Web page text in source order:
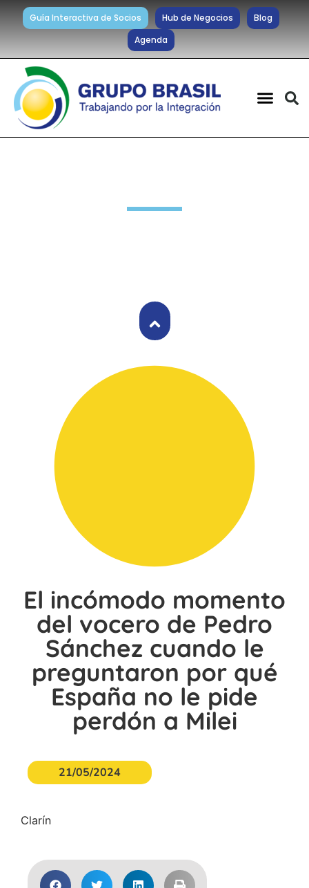
Guía Interactiva de Socios Hub de Negocios
Blog
Agenda
El incómodo momento
del vocero de Pedro
Sánchez cuando le
preguntaron por qué
España no le pide
perdón a Milei
21/05/2024
Clarín